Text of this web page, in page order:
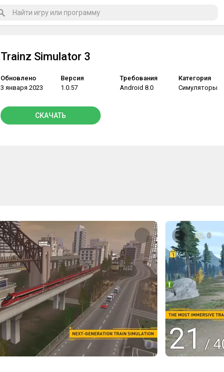
Trainz Simulator 3
Обновлено
3 января 2023
Версия
1.0.57
Требования
Android 8.0
Категория
Симуляторы
СКАЧАТЬ